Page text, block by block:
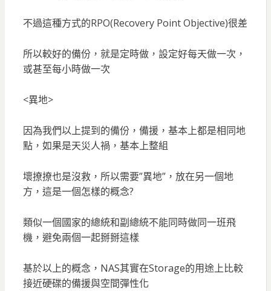
不過這種方式的RPO(Recovery Point Objective)很差
所以較好的備份，就是定時做，設定好每天做一次，
或甚至每小時做一次
<異地>
因為我們以上提到的備份，備援，基本上都是相同地
點，如果是天災人禍，基本上整組
壞撩撩也是沒救，所以需要”異地”，放在另一個地
方，這是一個怎樣的概念?
類似一個國家的總統和副總統不能同時做同一班飛
機，避免兩個一起掰掰這樣
基於以上的概念，NAS其實在Storage的用途上比較
接近硬碟的備援與空間彈性化